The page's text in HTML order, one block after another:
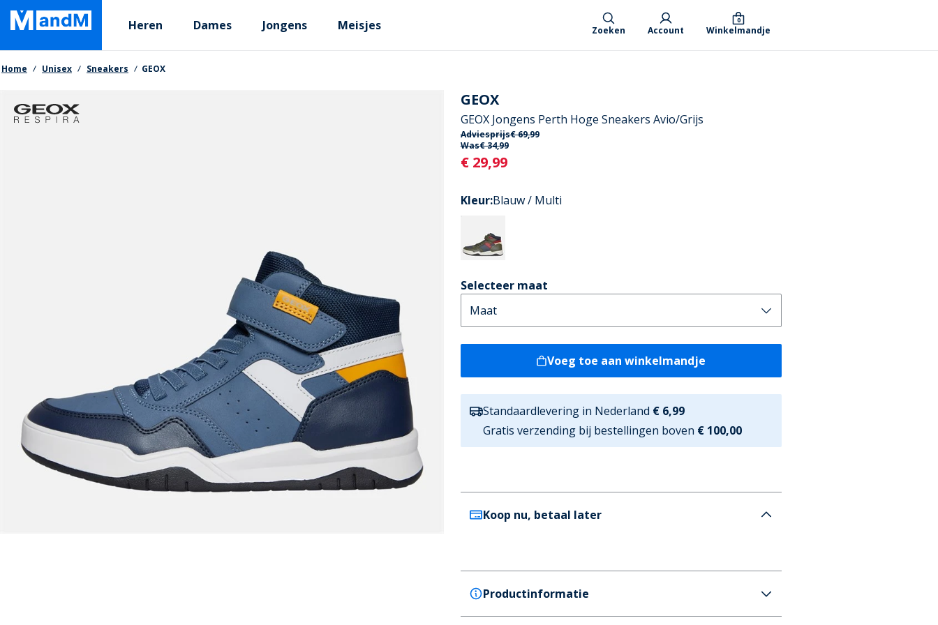
Skip
main
content
Primary departments
Heren Dames Jongens Meisjes Zoeken Account Winkelmandje
0
Kruimelpad
Home Unisex Sneakers GEOX
GEOX
GEOX Jongens Perth Hoge Sneakers Avio/Grijs
Adviesprijs€ 69,99
Was€ 34,99
Current
€ 29,99
Kleur:Blauw / Multi
Selecteer maat
Voeg toe aan winkelmandje
Standaardlevering in Nederland € 6,99
Gratis verzending bij bestellingen boven € 100,00
Koop nu, betaal later
Productinformatie